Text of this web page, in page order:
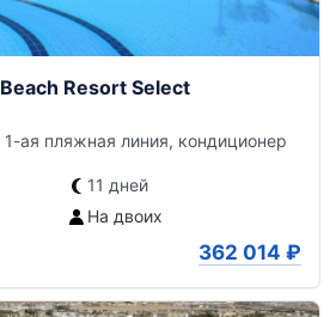
Resort Select
ая пляжная линия, кондиционер
11 дней
На двоих
362 014 ₽